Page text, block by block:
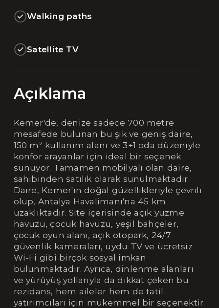
Walking paths
Satellite TV
Açıklama
Kemer'de, denize sadece 700 metre
mesafede bulunan bu şık ve geniş daire,
150 m² kullanım alanı ve 3+1 oda düzeniyle
konfor arayanlar için ideal bir seçenek
sunuyor. Tamamen mobilyalı olan daire,
sahibinden satılık olarak sunulmaktadır.
Daire, Kemer'in doğal güzellikleriyle çevrili
olup, Antalya Havalimanı'na 45 km
uzaklıktadır. Site içerisinde açık yüzme
havuzu, çocuk havuzu, yeşil bahçeler,
çocuk oyun alanı, açık otopark, 24/7
güvenlik kameraları, uydu TV ve ücretsiz
Wi-Fi gibi birçok sosyal imkan
bulunmaktadır. Ayrıca, dinlenme alanları
ve yürüyüş yollarıyla da dikkat çeken bu
rezidans, hem aileler hem de tatil
yatırımcıları için mükemmel bir seçenektir.